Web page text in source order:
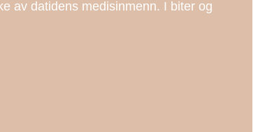
av datidens medisinmenn. I biter og